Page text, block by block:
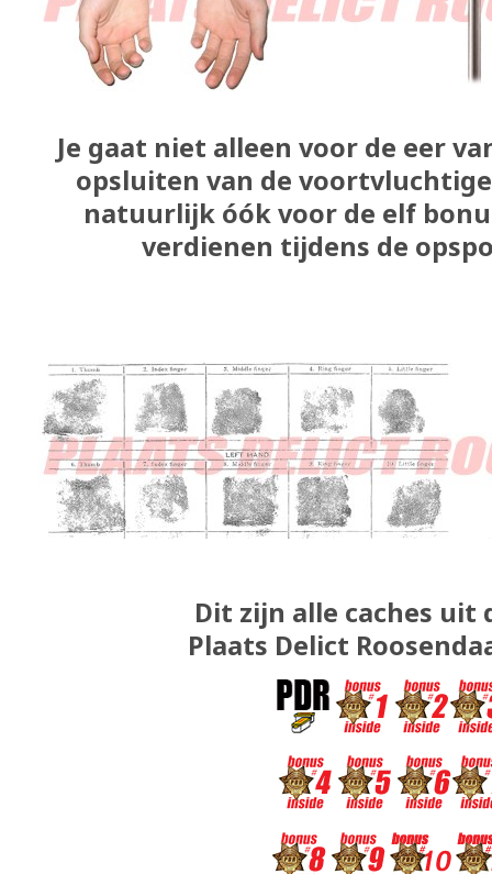
Je gaat niet alleen voor de eer
opsluiten van de
natuurlijk óók voor de elf
verdienen tijdens de
Dit zijn alle caches uit
Plaats Delict